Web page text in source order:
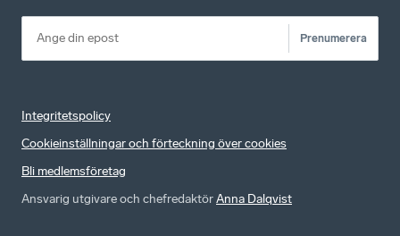
Prenumerera
Integritetspolicy
Cookieinställningar och förteckning över cookies
Bli medlemsföretag
Ansvarig utgivare och chefredaktörAnna Dalqvist